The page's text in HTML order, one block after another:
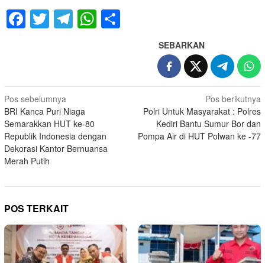
Facebook
Twitter
Telegram
WhatsApp
SEBARKAN
Navigasi
pos
Pos sebelumnya
BRI Kanca Puri Niaga
Semarakkan HUT ke-80
Republik Indonesia dengan
Dekorasi Kantor Bernuansa
Merah Putih
Pos berikutnya
Polri Untuk Masyarakat : Polres
Kediri Bantu Sumur Bor dan
Pompa Air di HUT Polwan ke -77
POS TERKAIT